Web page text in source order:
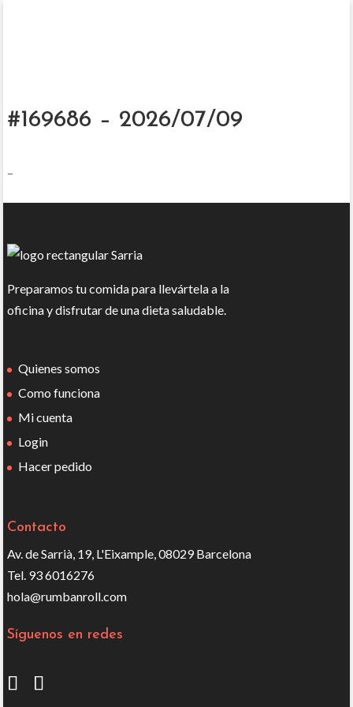
#169686 – 2026/07/09
–
Preparamos tu comida para llevártela a la
oficina y disfrutar de una dieta saludable.
Quienes somos
Como funciona
Mi cuenta
Login
Hacer pedido
Contacto
Av. de Sarrià, 19, L'Eixample, 08029 Barcelona
Tel. 93 6016276
hola@rumbanroll.com
Síguenos en redes